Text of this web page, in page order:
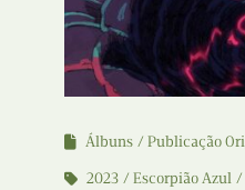
Álbuns
Publicação
2023
Escorpião Azul